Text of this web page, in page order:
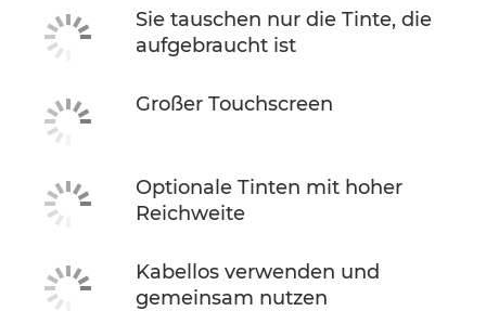
Sie tauschen nur die Tinte, die
aufgebraucht ist
Großer Touchscreen
Optionale Tinten mit hoher
Reichweite
Kabellos verwenden und
gemeinsam nutzen